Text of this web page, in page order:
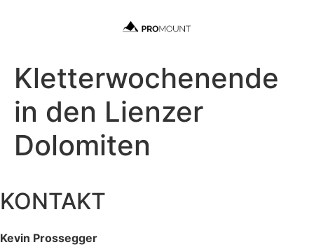
Kletterwochenende
in den Lienzer
Dolomiten
KONTAKT
Kevin Prossegger